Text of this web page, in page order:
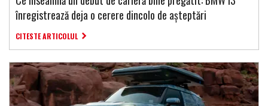
înregistrează deja o cerere dincolo de așteptări
CITESTE ARTICOLUL